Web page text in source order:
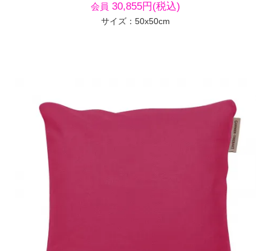
会員 30,855円(税込)
サイズ：50x50cm